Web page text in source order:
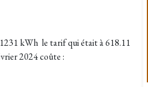
kWh le tarif qui était à 618.11
2024 coûte :